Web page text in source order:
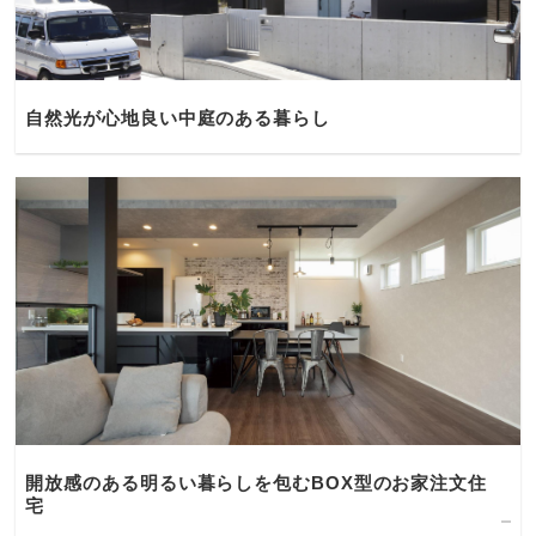
自然光が心地良い中庭のある暮らし
開放感のある明るい暮らしを包むBOX型のお家注文住
宅